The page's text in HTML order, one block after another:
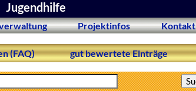
Jugendhilfe
Projektinfos Kontakt
(FAQ) gut bewertete Einträge